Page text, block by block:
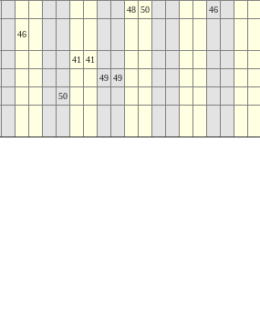
48 50 46
46
41
41
49 49
50